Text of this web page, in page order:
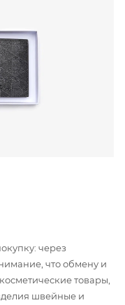
через
что обмену и
товары,
швейные и